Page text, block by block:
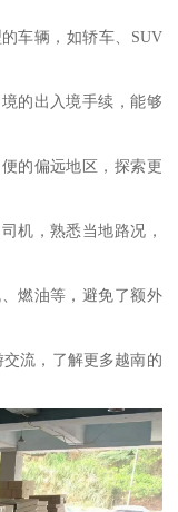
车辆，如轿车、SUV
的出入境手续，能够
的偏远地区，探索更
机，熟悉当地路况，
燃油等，避免了额外
流，了解更多越南的